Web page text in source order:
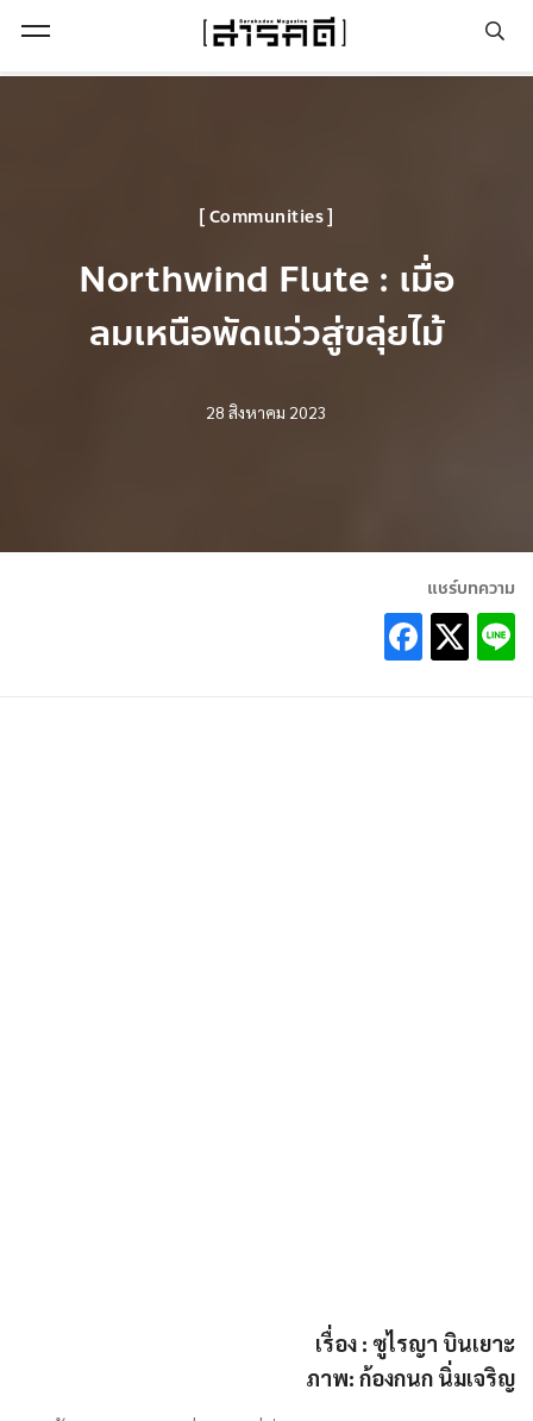
Communities
Northwind Flute : เมื่อ
ลมเหนือพัดแว่วสู่ขลุ่ยไม้
28 สิงหาคม 2023
แชร์บทความ
เรื่อง : ซูไรญา บินเยาะ
ภาพ: ก้องกนก นิ่มเจริญ